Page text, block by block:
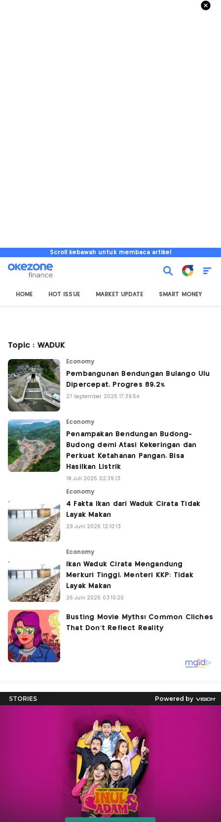
Scroll kebawah untuk membaca artikel
HOME HOT ISSUE MARKET UPDATE SMART MONEY
Topic : WADUK
Economy
Pembangunan Bendungan Bulango Ulu
Dipercepat, Progres 89,2%
27 September 2025 17:39:54
Economy
Penampakan Bendungan Budong-
Budong demi Atasi Kekeringan dan
Perkuat Ketahanan Pangan, Bisa
Hasilkan Listrik
18 Juli 2025 02:39:13
Economy
4 Fakta Ikan dari Waduk Cirata Tidak
Layak Makan
29 Juni 2025 12:10:13
Economy
Ikan Waduk Cirata Mengandung
Merkuri Tinggi, Menteri KKP: Tidak
Layak Makan
26 Juni 2025 03:10:20